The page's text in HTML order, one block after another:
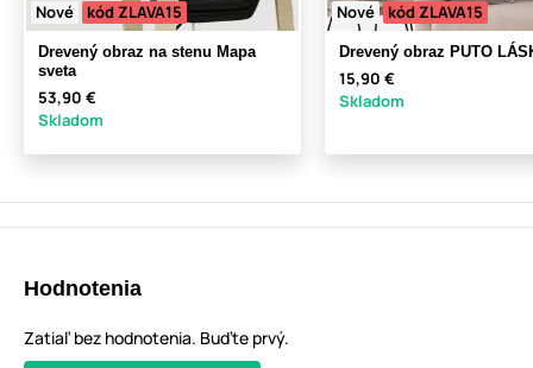
Nové kód ZLAVA15
Drevený obraz na stenu Mapa
sveta
53,90 €
Skladom
Nové kód ZLAVA15
Drevený obraz PUTO
15,90 €
Skladom
Hodnotenia
Zatiaľ bez hodnotenia. Buďte prvý.